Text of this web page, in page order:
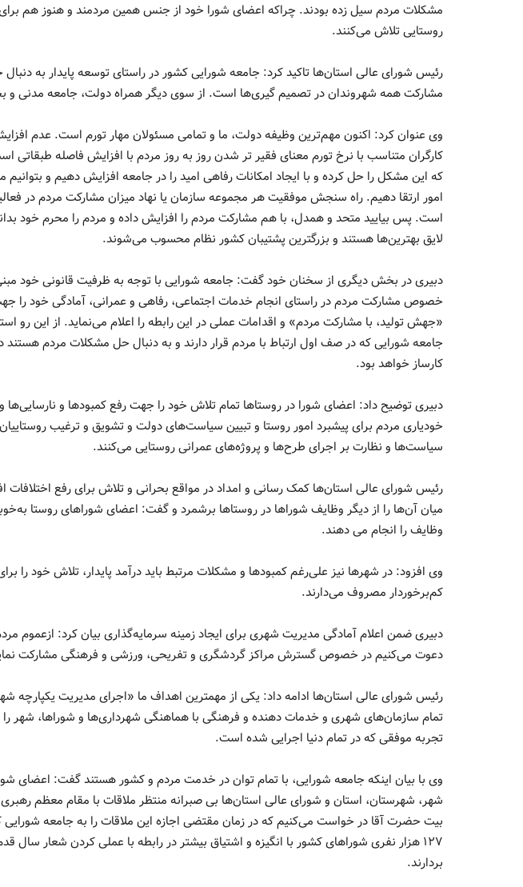
مشکلات مردم سیل زده بودند. چراکه اعضای شورا خود از جنس همین مردمند و هنوز هم برای
روستایی تلاش می‌کنند.
رئیس شورای عالی استان‌ها تاکید کرد: جامعه شورایی کشور در راستای توسعه پایدار به
مشارکت همه شهروندان در تصمیم گیری‌ها است. از سوی دیگر همراه دولت، جامعه
وی عنوان کرد: اکنون مهم‌ترین وظیفه دولت، ما و تمامی مسئولان مهار تورم است. عدم
کارگران متناسب با نرخ تورم معنای فقیر تر شدن روز به روز مردم با افزایش فاصله
که این مشکل را حل کرده و با ایجاد امکانات رفاهی امید را در جامعه افزایش دهیم و بتوانیم
امور ارتقا دهیم. راه سنجش موفقیت هر مجموعه سازمان یا نهاد میزان مشارکت مردم در
است. پس بیایید متحد و همدل، با هم مشارکت مردم را افزایش داده و مردم را محرم خود
لایق بهترین‌ها هستند و بزرگترین پشتیبان کشور نظام محسوب می‌شوند.
دبیری در بخش دیگری از سخنان خود گفت: جامعه شورایی با توجه به ظرفیت قانونی خود
خصوص مشارکت مردم در راستای انجام خدمات اجتماعی، رفاهی و عمرانی، آمادگی خود را
«جهش تولید، با مشارکت مردم» و اقدامات عملی در این رابطه را اعلام می‌نماید. از این رو
جامعه شورایی که در صف اول ارتباط با مردم قرار دارند و به دنبال حل مشکلات مردم هستند
کارساز خواهد بود.
دبیری توضیح داد: اعضای شورا در روستاها تمام تلاش خود را جهت رفع کمبودها و
خودیاری مردم برای پیشبرد امور روستا و تبیین سیاست‌های دولت و تشویق و ترغیب
سیاست‌ها و نظارت بر اجرای طرح‌ها و پروژه‌های عمرانی روستایی می‌کنند.
رئیس شورای عالی استان‌ها کمک رسانی و امداد در مواقع بحرانی و تلاش برای رفع اختلافات
میان آن‌ها را از دیگر وظایف شوراها در روستاها برشمرد و گفت: اعضای شوراهای روستا
وظایف را انجام می دهند.
وی افزود: در شهرها نیز علی‌رغم کمبودها و مشکلات مرتبط باید درآمد پایدار، تلاش خود را
کم‌برخوردار مصروف می‌دارند.
دبیری ضمن اعلام آمادگی مدیریت شهری برای ایجاد زمینه سرمایه‌گذاری بیان کرد: ازعموم
دعوت می‌کنیم در خصوص گسترش مراکز گردشگری و تفریحی، ورزشی و فرهنگی مشارکت
رئیس شورای عالی استان‌ها ادامه داد: یکی از مهمترین اهداف ما «اجرای مدیریت
تمام سازمان‌های شهری و خدمات دهنده و فرهنگی با هماهنگی شهرداری‌ها و شوراها، شهر را
تجربه موفقی که در تمام دنیا اجرایی شده است.
وی با بیان اینکه جامعه شورایی، با تمام توان در خدمت مردم و کشور هستند گفت: اعضای
شهر، شهرستان، استان و شورای عالی استان‌ها بی صبرانه منتظر ملاقات با مقام معظم رهبری
بیت حضرت آقا در خواست می‌کنیم که در زمان مقتضی اجازه این ملاقات را به جامعه شورایی
۱۲۷ هزار نفری شوراهای کشور با انگیزه و اشتیاق بیشتر در رابطه با عملی کردن شعار سال
بردارند.